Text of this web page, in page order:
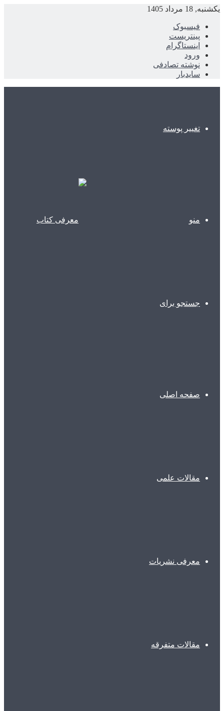
یکشنبه, 18 مرداد 1405
فیسبوک
پینتریست
اینستاگرام
ورود
نوشته تصادفی
سایدبار
تغییر پوسته
منو
جستجو برای
صفحه اصلی
مقالات علمی
معرفی نشریات
مقالات متفرقه